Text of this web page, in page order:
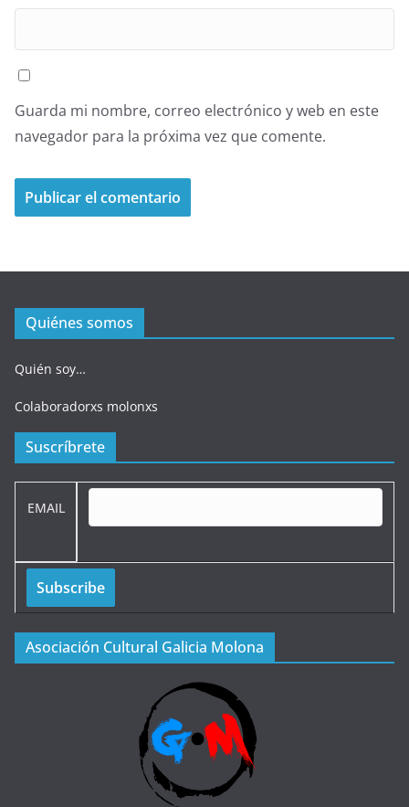
Guarda mi nombre, correo electrónico y web en este
navegador para la próxima vez que comente.
Quiénes somos
Quién soy…
Colaboradorxs molonxs
Suscríbrete
EMAIL
Asociación Cultural Galicia Molona